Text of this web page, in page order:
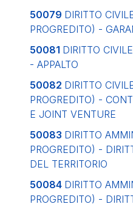
50079 DIRITTO
PROGREDITO) -
50081 DIRITTO
- APPALTO
50082 DIRITTO
PROGREDITO) -
E JOINT VENTURE
50083 DIRITTO
PROGREDITO) -
DEL TERRITORIO
50084 DIRITTO
PROGREDITO) -